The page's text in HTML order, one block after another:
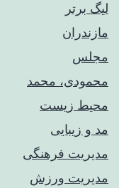
لیگ برتر
مازندران
مجلس
محمودی، محمد
محیط زیست
مد و زیبایی
مدیریت فرهنگی
مدیریت ورزش